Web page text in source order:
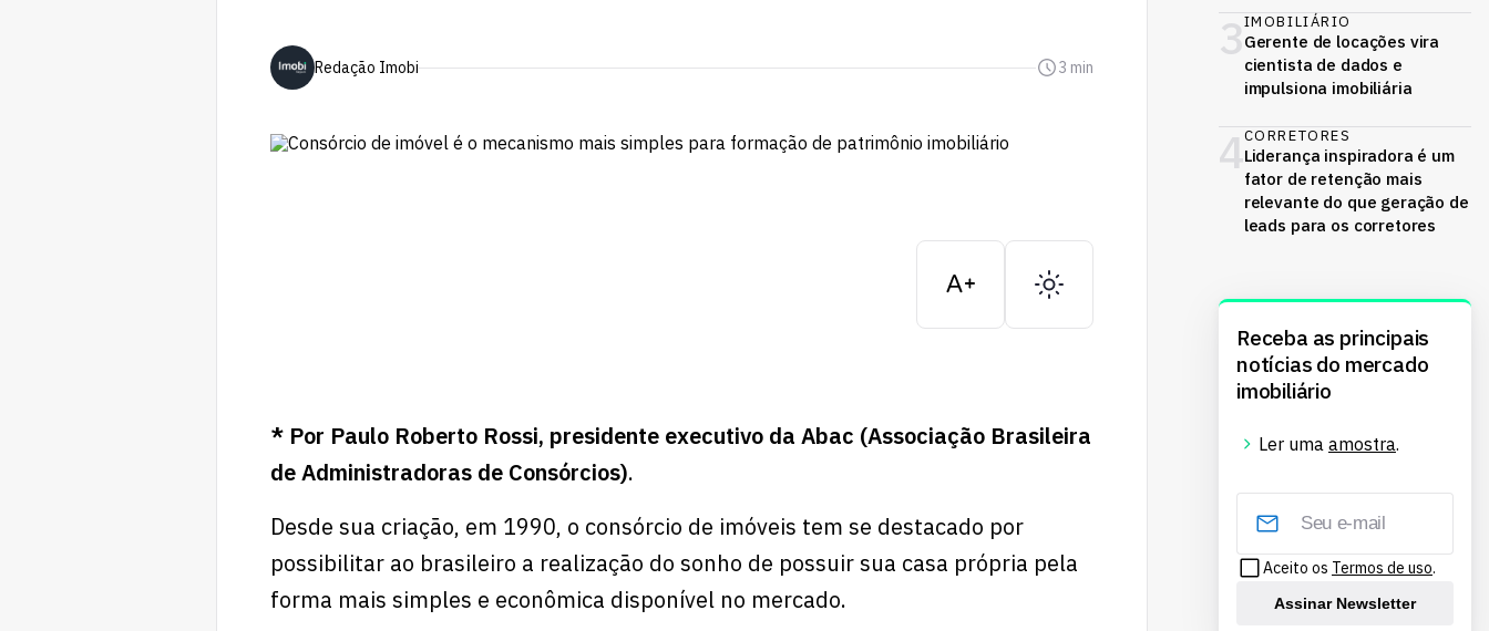
Redação Imobi 3 min
* Por Paulo Roberto Rossi, presidente executivo da Abac (Associação Brasileira
de Administradoras de Consórcios).
Desde sua criação, em 1990, o consórcio de imóveis tem se destacado por
possibilitar ao brasileiro a realização do sonho de possuir sua casa própria pela
forma mais simples e econômica disponível no mercado.
3IMOBILIÁRIO
Gerente de locações vira
cientista de dados e
impulsiona imobiliária
4CORRETORES
Liderança inspiradora é um
fator de retenção mais
relevante do que geração de
leads para os corretores
Receba as principais
notícias do mercado
imobiliário
Ler uma amostra.
Aceito os Termos de uso.
Assinar Newsletter